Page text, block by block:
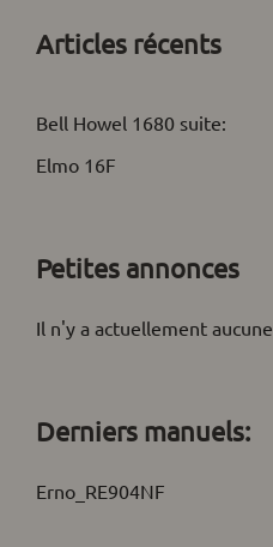
Articles récents
Bell Howel 1680 suite:
Elmo 16F
Petites annonces
Il n'y a actuellement
Derniers manuels:
Erno_RE904NF